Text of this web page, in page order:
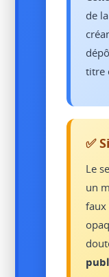
de
titre
✅
Le
un
faux